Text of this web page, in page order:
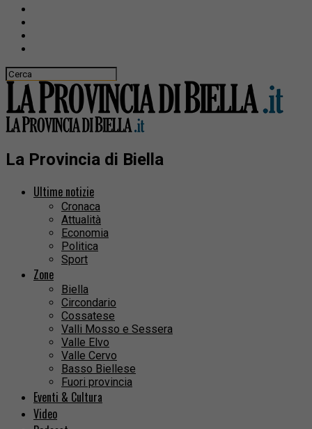
La Provincia di Biella
Ultime notizie
Cronaca
Attualità
Economia
Politica
Sport
Zone
Biella
Circondario
Cossatese
Valli Mosso e Sessera
Valle Elvo
Valle Cervo
Basso Biellese
Fuori provincia
Eventi & Cultura
Video